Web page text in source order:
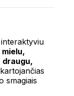
interaktyviu
mielu,
draugu,
smagiais